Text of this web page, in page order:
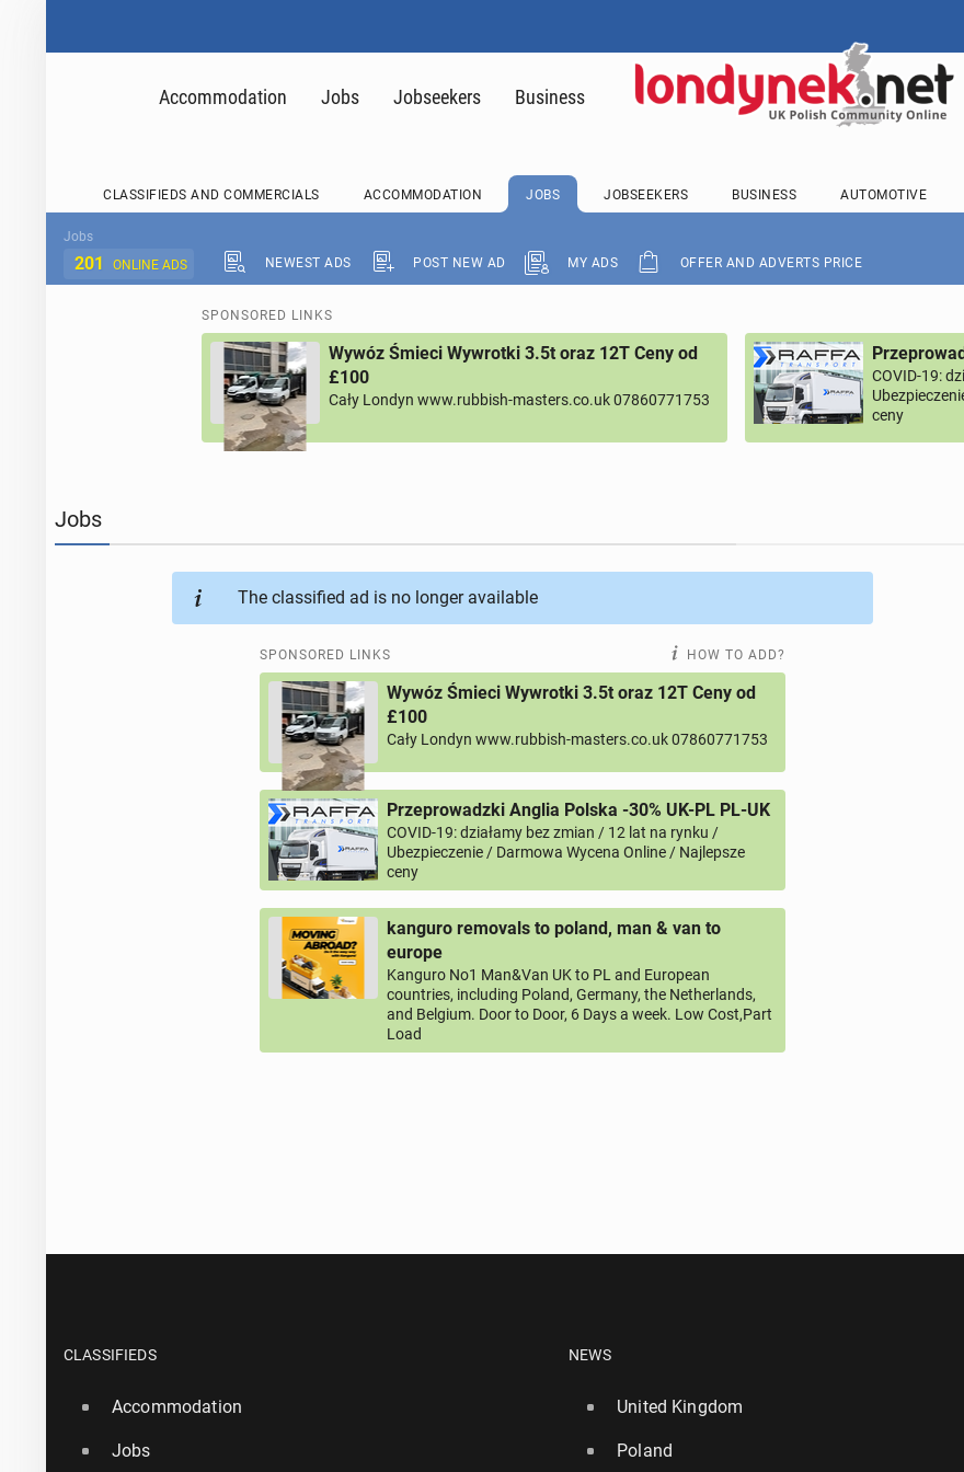
Accommodation Jobs Jobseekers Business
CLASSIFIEDS AND COMMERCIALS ACCOMMODATION JOBS JOBSEEKERS BUSINESS AUTOMOTIVE
Jobs
201 ONLINE ADS NEWEST ADS POST NEW AD MY ADS OFFER AND ADVERTS PRICE
SPONSORED LINKS
Wywóz Śmieci Wywrotki 3.5t oraz 12T Ceny od
£100
Cały Londyn www.rubbish-masters.co.uk 07860771753
COVID-19:
ceny
Jobs
The classified ad is no longer available
SPONSORED LINKS HOW TO ADD?
Wywóz Śmieci Wywrotki 3.5t oraz 12T Ceny od
£100
Cały Londyn www.rubbish-masters.co.uk 07860771753
Przeprowadzki Anglia Polska -30% UK-PL PL-UK
COVID-19: działamy bez zmian / 12 lat na rynku /
Ubezpieczenie / Darmowa Wycena Online / Najlepsze
ceny
kanguro removals to poland, man & van to
europe
Kanguro No1 Man&Van UK to PL and European
countries, including Poland, Germany, the Netherlands,
and Belgium. Door to Door, 6 Days a week. Low Cost,Part
Load
CLASSIFIEDS
Accommodation
Jobs
NEWS
United Kingdom
Poland